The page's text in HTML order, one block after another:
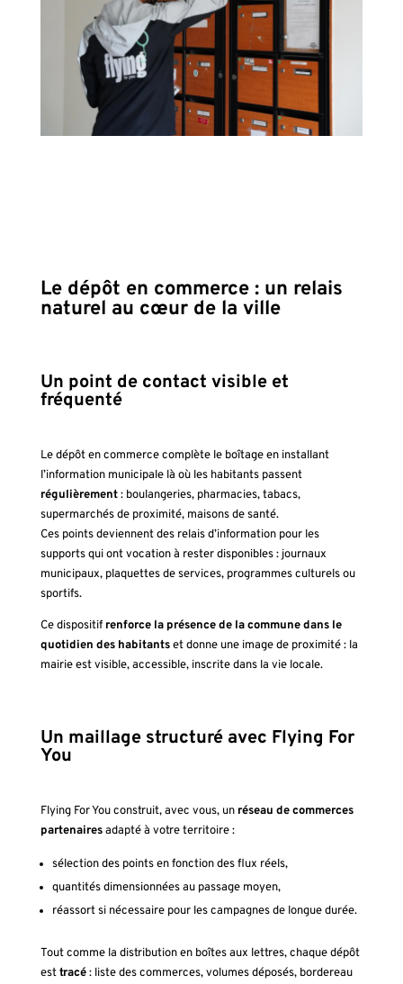
Le dépôt en commerce : un relais
naturel au cœur de la ville
Un point de contact visible et
fréquenté
Le dépôt en commerce complète le boîtage en installant
l’information municipale là où les habitants passent
régulièrement: boulangeries, pharmacies, tabacs,
supermarchés de proximité, maisons de santé.
Ces points deviennent des relais d’information pour les
supports qui ont vocation à rester disponibles : journaux
municipaux, plaquettes de services, programmes culturels ou
sportifs.
Ce dispositifrenforce la présence de la commune dans le
quotidien des habitantset donne une image de proximité : la
mairie est visible, accessible, inscrite dans la vie locale.
Un maillage structuré avec Flying For
You
Flying For You construit, avec vous, un réseau de commerces
partenairesadapté à votre territoire :
sélection des points en fonction des flux réels,
quantités dimensionnées au passage moyen,
réassort si nécessaire pour les campagnes de longue durée.
Tout comme la distribution en boîtes aux lettres, chaque dépôt
esttracé: liste des commerces, volumes déposés, bordereau